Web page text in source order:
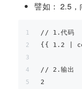
譬如： 2.5
// 1.代码
{{ 1.2 |
// 2.输出
2